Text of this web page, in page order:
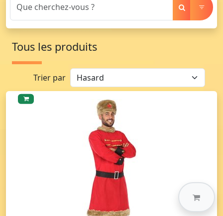
Tous les produits
Trier par